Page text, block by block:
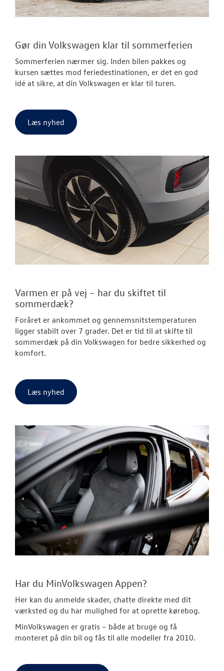
Gør din Volkswagen klar til sommerferien
Sommerferien nærmer sig. Inden bilen pakkes og
kursen sættes mod feriedestinationen, er det en god
idé at sikre, at din Volkswagen er klar til turen.
Læs nyhed
Varmen er på vej – har du skiftet til
sommerdæk?
Foråret er ankommet og gennemsnitstemperaturen
ligger stabilt over 7 grader. Det er tid til at skifte til
sommerdæk på din Volkswagen for bedre sikkerhed og
komfort.
Læs nyhed
Har du MinVolkswagen Appen?
Her kan du anmelde skader, chatte direkte med dit
værksted og du har mulighed for at oprette kørebog.
MinVolkswagen er gratis – både at bruge og få
monteret på din bil og fås til alle modeller fra 2010.